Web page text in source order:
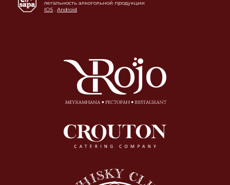
легальность алкогольной продукции
IOS . Android